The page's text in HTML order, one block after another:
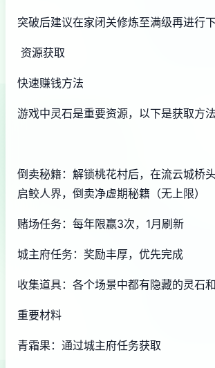
突破后建议在家闭关修炼至满级再进行
资源获取
快速赚钱方法
游戏中灵石是重要资源，以下是获取方法
倒卖秘籍：解锁桃花村后，在流云城桥
启鲛人界，倒卖净虚期秘籍（无上限）
赌场任务：每年限赢3次，1月刷新
城主府任务：奖励丰厚，优先完成
收集道具：各个场景中都有隐藏的灵石
重要材料
青霜果：通过城主府任务获取